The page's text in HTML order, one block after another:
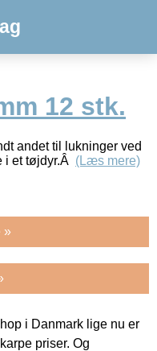
12 stk.
andet til lukninger ved
i et tøjdyr.Â (Læs mere)
»
i Danmark lige nu er
priser. Og